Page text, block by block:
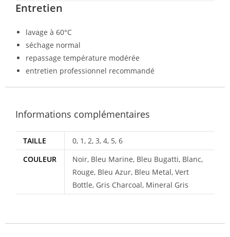
Entretien
lavage à 60°C
séchage normal
repassage température modérée
entretien professionnel recommandé
Informations complémentaires
TAILLE
0, 1, 2, 3, 4, 5, 6
COULEUR
Noir, Bleu Marine, Bleu Bugatti, Blanc,
Rouge, Bleu Azur, Bleu Metal, Vert
Bottle, Gris Charcoal, Mineral Gris